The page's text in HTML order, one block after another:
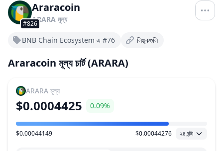
#826
Araracoin
ARARA মূল্য
BNB Chain Ecosystem এ #76 লিঙ্কগুলি
Araracoin মূল্য চার্ট (ARARA)
ARARA মূল্য
$0.0004425 0.09%
মূল্য পরিসীমা
$0.00044149 $0.00044276 ২৪ ঘন্টা